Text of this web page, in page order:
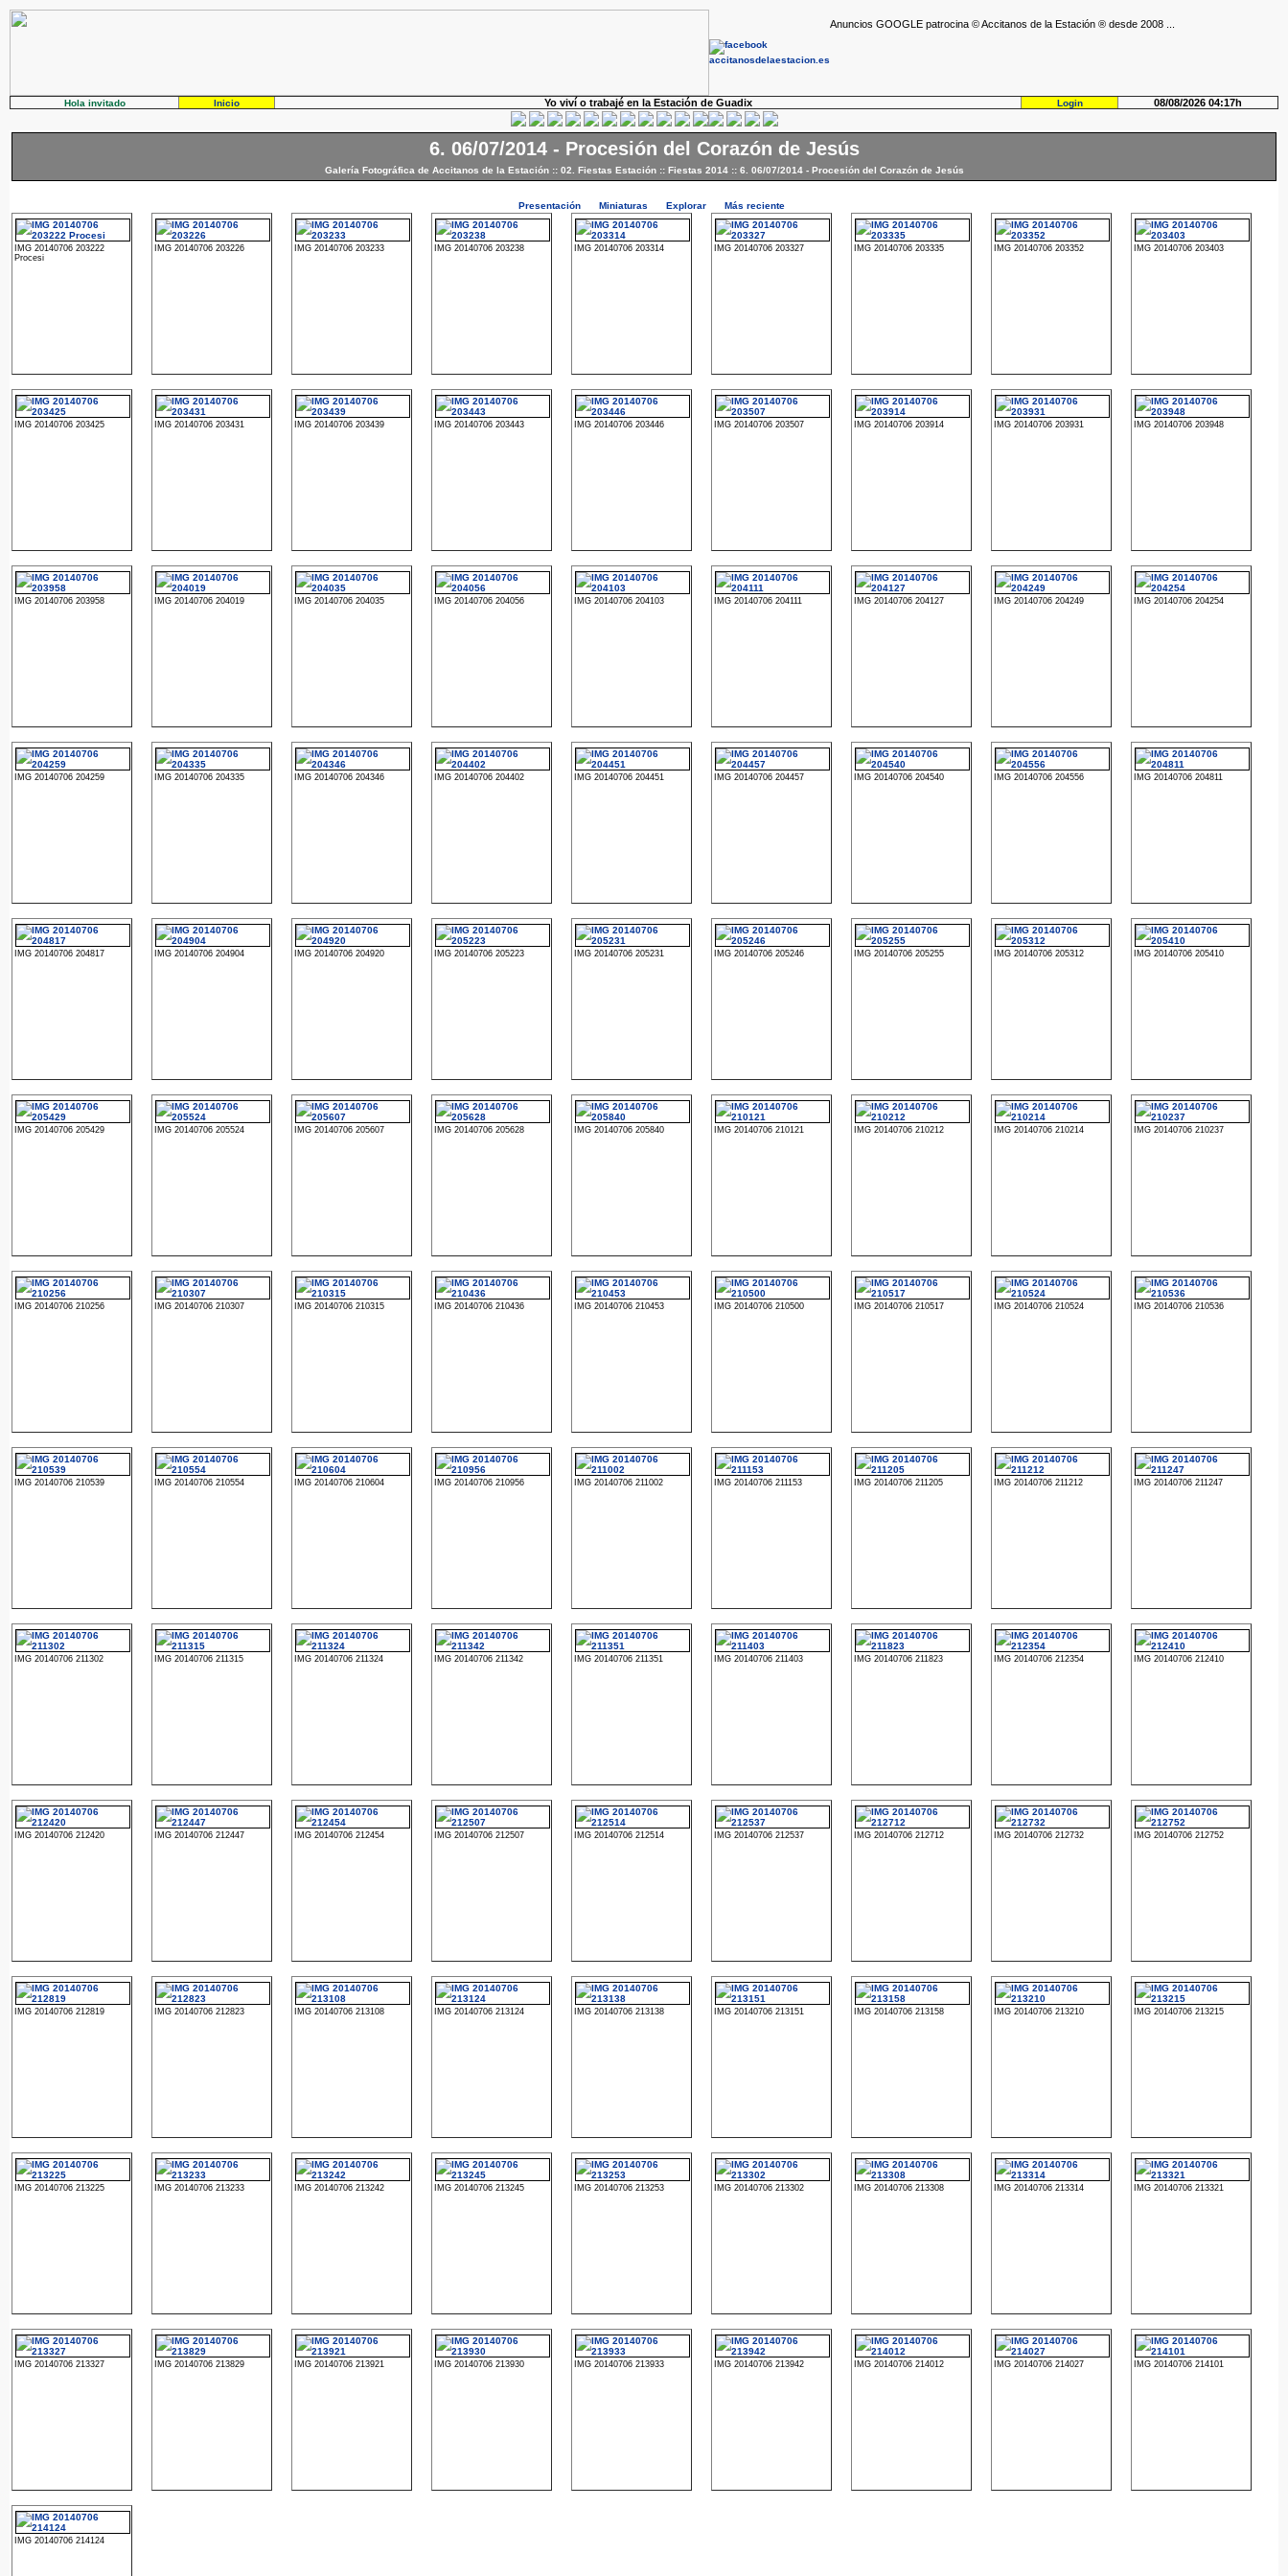
Anuncios GOOGLE patrocina © Accitanos de la Estación ® desde 2008 ...
Hola invitado Inicio Yo viví o trabajé en la Estación de Guadix Login 08/08/2026 04:17h
6. 06/07/2014 - Procesión del Corazón de Jesús
Galería Fotográfica de Accitanos de la Estación:: 02. Fiestas Estación:: Fiestas 2014:: 6. 06/07/2014 - Procesión del Corazón de Jesús
Presentación Miniaturas Explorar Más reciente
IMG 20140706 203222
Procesi
IMG 20140706 203226 IMG 20140706 203233 IMG 20140706 203238 IMG 20140706 203314 IMG 20140706 203327 IMG 20140706 203335 IMG 20140706 203352 IMG 20140706 203403
IMG 20140706 203425 IMG 20140706 203431 IMG 20140706 203439 IMG 20140706 203443 IMG 20140706 203446 IMG 20140706 203507 IMG 20140706 203914 IMG 20140706 203931 IMG 20140706 203948
IMG 20140706 203958 IMG 20140706 204019 IMG 20140706 204035 IMG 20140706 204056 IMG 20140706 204103 IMG 20140706 204111 IMG 20140706 204127 IMG 20140706 204249 IMG 20140706 204254
IMG 20140706 204259 IMG 20140706 204335 IMG 20140706 204346 IMG 20140706 204402 IMG 20140706 204451 IMG 20140706 204457 IMG 20140706 204540 IMG 20140706 204556 IMG 20140706 204811
IMG 20140706 204817 IMG 20140706 204904 IMG 20140706 204920 IMG 20140706 205223 IMG 20140706 205231 IMG 20140706 205246 IMG 20140706 205255 IMG 20140706 205312 IMG 20140706 205410
IMG 20140706 205429 IMG 20140706 205524 IMG 20140706 205607 IMG 20140706 205628 IMG 20140706 205840 IMG 20140706 210121 IMG 20140706 210212 IMG 20140706 210214 IMG 20140706 210237
IMG 20140706 210256 IMG 20140706 210307 IMG 20140706 210315 IMG 20140706 210436 IMG 20140706 210453 IMG 20140706 210500 IMG 20140706 210517 IMG 20140706 210524 IMG 20140706 210536
IMG 20140706 210539 IMG 20140706 210554 IMG 20140706 210604 IMG 20140706 210956 IMG 20140706 211002 IMG 20140706 211153 IMG 20140706 211205 IMG 20140706 211212 IMG 20140706 211247
IMG 20140706 211302 IMG 20140706 211315 IMG 20140706 211324 IMG 20140706 211342 IMG 20140706 211351 IMG 20140706 211403 IMG 20140706 211823 IMG 20140706 212354 IMG 20140706 212410
IMG 20140706 212420 IMG 20140706 212447 IMG 20140706 212454 IMG 20140706 212507 IMG 20140706 212514 IMG 20140706 212537 IMG 20140706 212712 IMG 20140706 212732 IMG 20140706 212752
IMG 20140706 212819 IMG 20140706 212823 IMG 20140706 213108 IMG 20140706 213124 IMG 20140706 213138 IMG 20140706 213151 IMG 20140706 213158 IMG 20140706 213210 IMG 20140706 213215
IMG 20140706 213225 IMG 20140706 213233 IMG 20140706 213242 IMG 20140706 213245 IMG 20140706 213253 IMG 20140706 213302 IMG 20140706 213308 IMG 20140706 213314 IMG 20140706 213321
IMG 20140706 213327 IMG 20140706 213829 IMG 20140706 213921 IMG 20140706 213930 IMG 20140706 213933 IMG 20140706 213942 IMG 20140706 214012 IMG 20140706 214027 IMG 20140706 214101
IMG 20140706 214124